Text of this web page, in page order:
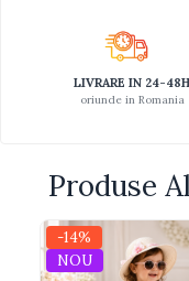
Vehicule de
LIVRARE IN 24-48H
oriunde in Romania
Produse
-14%
NOU